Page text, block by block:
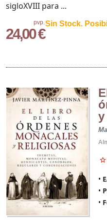
pvp.
24,00 €
Sin Stock.
sigloXVIII para ...
y